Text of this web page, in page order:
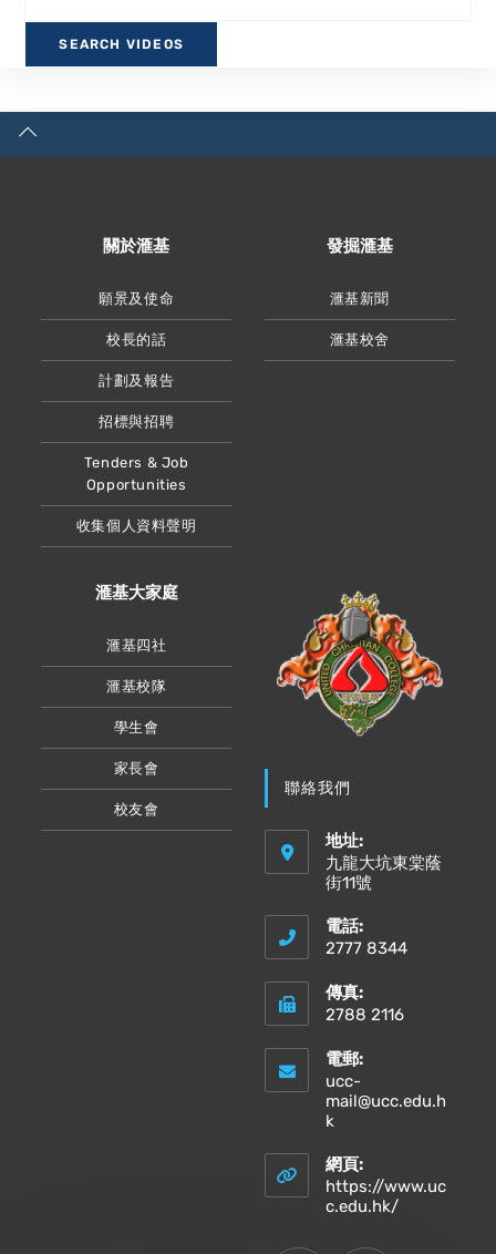
關於滙基
願景及使命
校長的話
計劃及報告
招標與招聘
Tenders & Job
Opportunities
收集個人資料聲明
發掘滙基
滙基新聞
滙基校舍
滙基大家庭
滙基四社
滙基校隊
學生會
家長會
校友會
聯絡我們
地址:
九龍大坑東棠蔭
街11號
電話:
2777 8344
傳真:
2788 2116
電郵:
ucc-
mail@ucc.edu.h
k
your
application
網頁:
https://www.uc
c.edu.hk/Opens